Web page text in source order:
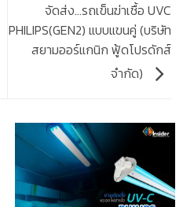
จัดส่ง…รถเข็นฆ่าเชื้อ UVC
PHILIPS(GEN2) แบบแขนคู่ (บริษัท
สยามออร์แกนิก ฟู้ดโปรดักส์
จำกัด)